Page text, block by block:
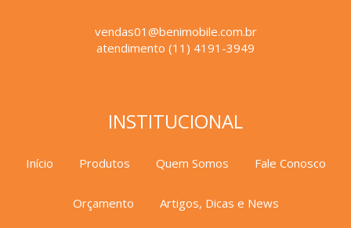
vendas01@benimobile.com.br
atendimento (11) 4191-3949
INSTITUCIONAL
Início Produtos Quem Somos Fale Conosco
Orçamento Artigos, Dicas e News